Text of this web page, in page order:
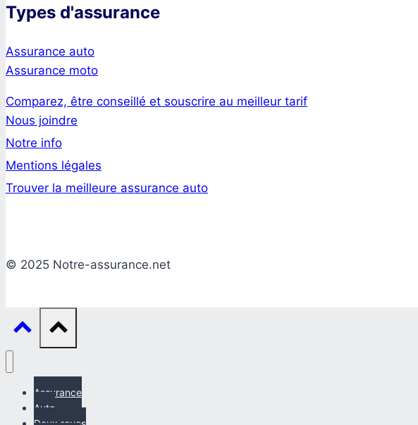
Types d'assurance
Assurance auto
Assurance moto
Comparez, être conseillé et souscrire au meilleur tarif
Nous joindre
Notre info
Mentions légales
Trouver la meilleure assurance auto
© 2025 Notre-assurance.net
Assurance
Auto